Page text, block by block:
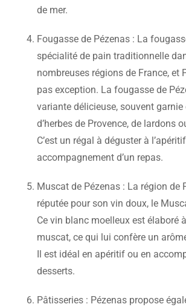
de mer.
Fougasse de Pézenas : La
spécialité de pain traditionnelle
nombreuses régions de France, et
pas exception. La fougasse de
variante délicieuse, souvent garnie
d’herbes de Provence, de lardons
C’est un régal à déguster à
accompagnement d’un repas.
Muscat de Pézenas : La région de
réputée pour son vin doux, le
Ce vin blanc moelleux est élaboré
muscat, ce qui lui confère un
Il est idéal en apéritif ou en
desserts.
Pâtisseries : Pézenas propose